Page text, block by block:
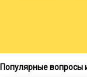
Популярные вопросы